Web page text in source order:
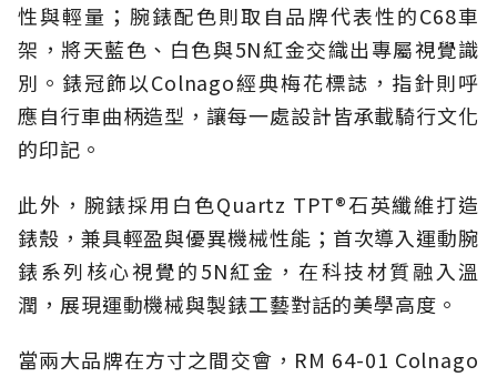
性與輕量；腕錶配色則取自品牌代表性的C68車
架，將天藍色、白色與5N紅金交織出專屬視覺識
別。錶冠飾以Colnago經典梅花標誌，指針則呼
應自行車曲柄造型，讓每一處設計皆承載騎行文化
的印記。
此外，腕錶採用白色Quartz TPT®石英纖維打造
錶殼，兼具輕盈與優異機械性能；首次導入運動腕
錶系列核心視覺的5N紅金，在科技材質融入溫
潤，展現運動機械與製錶工藝對話的美學高度。
當兩大品牌在方寸之間交會，RM 64-01 Colnago